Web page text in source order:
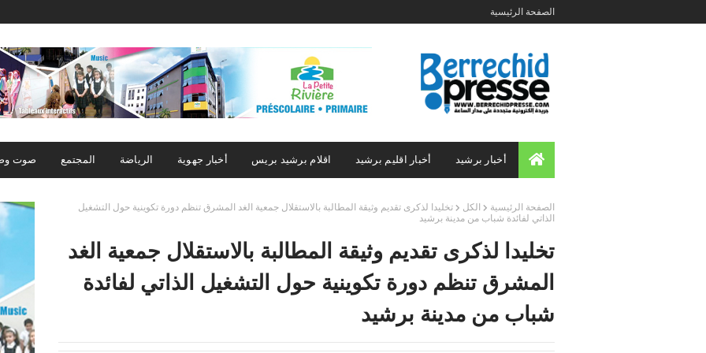
الصفحة الرئيسية
أخبار برشيد أخبار اقليم برشيد اقلام برشيد بريس أخبار جهوية الرياضة المجتمع صوت
الصفحة الرئيسية الكل
تخليدا لذكرى تقديم وثيقة المطالبة بالاستقلال جمعية الغد المشرق تنظم دورة تكوينية حول التشغيل
الذاتي لفائدة شباب من مدينة برشيد
تخليدا لذكرى تقديم وثيقة المطالبة بالاستقلال جمعية الغد
المشرق تنظم دورة تكوينية حول التشغيل الذاتي لفائدة
شباب من مدينة برشيد